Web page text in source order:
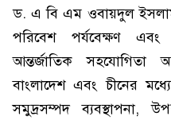
ড. এ বি এম ওবায়দুল
পরিবেশ পর্যবেক্ষণ
আন্তর্জাতিক সহযোগিতা
বাংলাদেশ এবং চীনের
সমুদ্রসম্পদ ব্যবস্থাপনা,